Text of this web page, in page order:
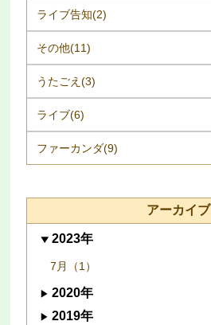
ライブ告知(2)
その他(11)
うたごえ(3)
ライブ(6)
ファーカンダ(9)
アーカイブ
2023年
7月（1）
2020年
2019年